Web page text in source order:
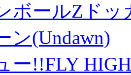
ボールZド
ン(Undawn)
ー!!FLY HIGH